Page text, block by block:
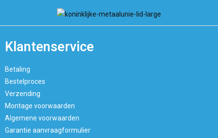
Klantenservice
Betaling
Bestelproces
Verzending
Montage voorwaarden
Algemene voorwaarden
Garantie aanvraagformulier